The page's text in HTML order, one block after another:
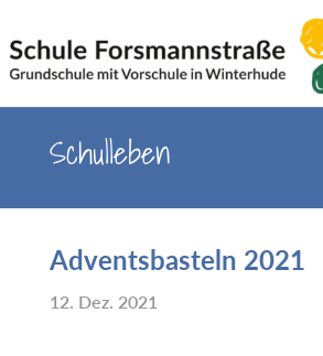
Schulleben
Adventsbasteln 2021
12. Dez. 2021